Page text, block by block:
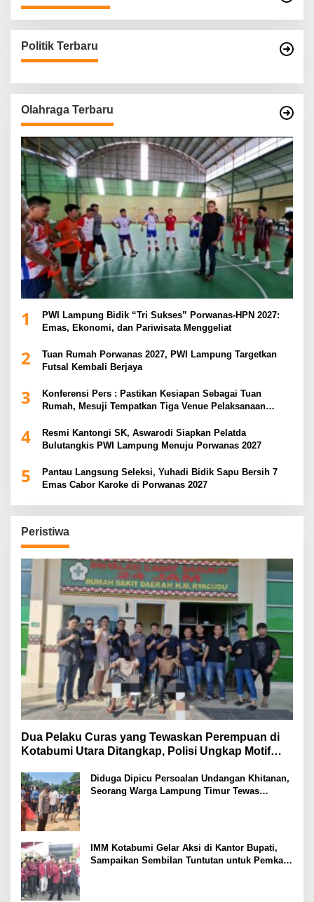
Politik Terbaru
Olahraga Terbaru
1
PWI Lampung Bidik “Tri Sukses” Porwanas-HPN 2027:
Emas, Ekonomi, dan Pariwisata Menggeliat
2
Tuan Rumah Porwanas 2027, PWI Lampung Targetkan
Futsal Kembali Berjaya
3
Konferensi Pers : Pastikan Kesiapan Sebagai Tuan
Rumah, Mesuji Tempatkan Tiga Venue Pelaksanaan
4
Resmi Kantongi SK, Aswarodi Siapkan Pelatda
Bulutangkis PWI Lampung Menuju Porwanas 2027
5
Pantau Langsung Seleksi, Yuhadi Bidik Sapu Bersih 7
Emas Cabor Karoke di Porwanas 2027
Peristiwa
Dua Pelaku Curas yang Tewaskan Perempuan di
Kotabumi Utara Ditangkap, Polisi Ungkap Motif
Diduga Dipicu Persoalan Undangan Khitanan,
Seorang Warga Lampung Timur Tewas
IMM Kotabumi Gelar Aksi di Kantor Bupati,
Sampaikan Sembilan Tuntutan untuk Pemkab